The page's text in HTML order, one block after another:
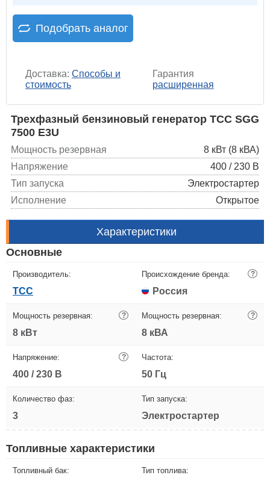
Подобрать аналог
Доставка: Способы и
стоимость
Гарантия
расширенная
Трехфазный бензиновый генератор ТСС SGG
7500 Е3U
Мощность резервная
8 кВт (8 кВА)
Напряжение
400 / 230 В
Тип запуска
Электростартер
Исполнение
Открытое
Характеристики
Основные
Производитель:
ТСС
Происхождение бренда: ?
Россия
Мощность резервная: ?
8 кВт
Мощность резервная: ?
8 кВА
Напряжение: ?
400 / 230 В
Частота:
50 Гц
Количество фаз:
3
Тип запуска:
Электростартер
Топливные характеристики
Топливный бак: Тип топлива: